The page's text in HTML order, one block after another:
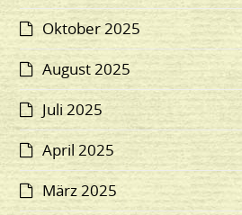
Oktober 2025
August 2025
Juli 2025
April 2025
März 2025